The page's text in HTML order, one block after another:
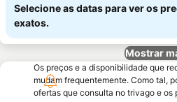
Selecione as datas para ver os
exatos.
Mostrar
Os preços e a disponibilidade que
mudam frequentemente. Como tal,
ofertas que consulta no trivago e os